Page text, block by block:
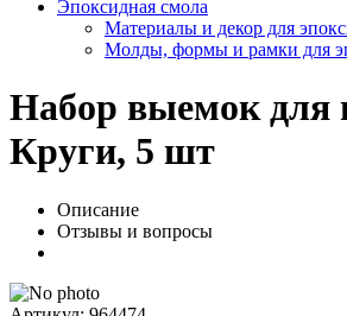
Эпоксидная смола
Материалы и декор для
Молды, формы и рамки для
Набор выемок для
Круги, 5 шт
Описание
Отзывы и вопросы